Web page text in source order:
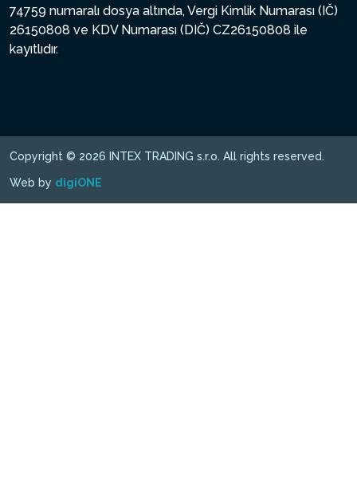
74759 numaralı dosya altında, Vergi Kimlik Numarası (IČ)
26150808 ve KDV Numarası (DIČ) CZ26150808 ile
kayıtlıdır.
Copyright © 2026 INTEX TRADING s.r.o. All rights reserved.
Web by digiONE